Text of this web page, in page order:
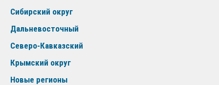
Сибирский округ
Дальневосточный
Северо-Кавказский
Крымский округ
Новые регионы